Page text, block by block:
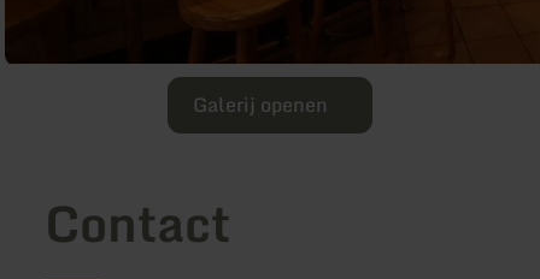
Galerij openen
Contact